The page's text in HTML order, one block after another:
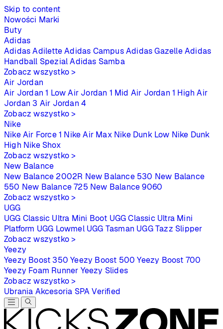
Skip to content
Nowości Marki
Buty
Adidas
Adidas Adilette Adidas Campus Adidas Gazelle Adidas
Handball Spezial Adidas Samba
Zobacz wszystko >
Air Jordan
Air Jordan 1 Low Air Jordan 1 Mid Air Jordan 1 High Air
Jordan 3 Air Jordan 4
Zobacz wszystko >
Nike
Nike Air Force 1 Nike Air Max Nike Dunk Low Nike Dunk
High Nike Shox
Zobacz wszystko >
New Balance
New Balance 2002R New Balance 530 New Balance
550 New Balance 725 New Balance 9060
Zobacz wszystko >
UGG
UGG Classic Ultra Mini Boot UGG Classic Ultra Mini
Platform UGG Lowmel UGG Tasman UGG Tazz Slipper
Zobacz wszystko >
Yeezy
Yeezy Boost 350 Yeezy Boost 500 Yeezy Boost 700
Yeezy Foam Runner Yeezy Slides
Zobacz wszystko >
Ubrania Akcesoria SPAVerified